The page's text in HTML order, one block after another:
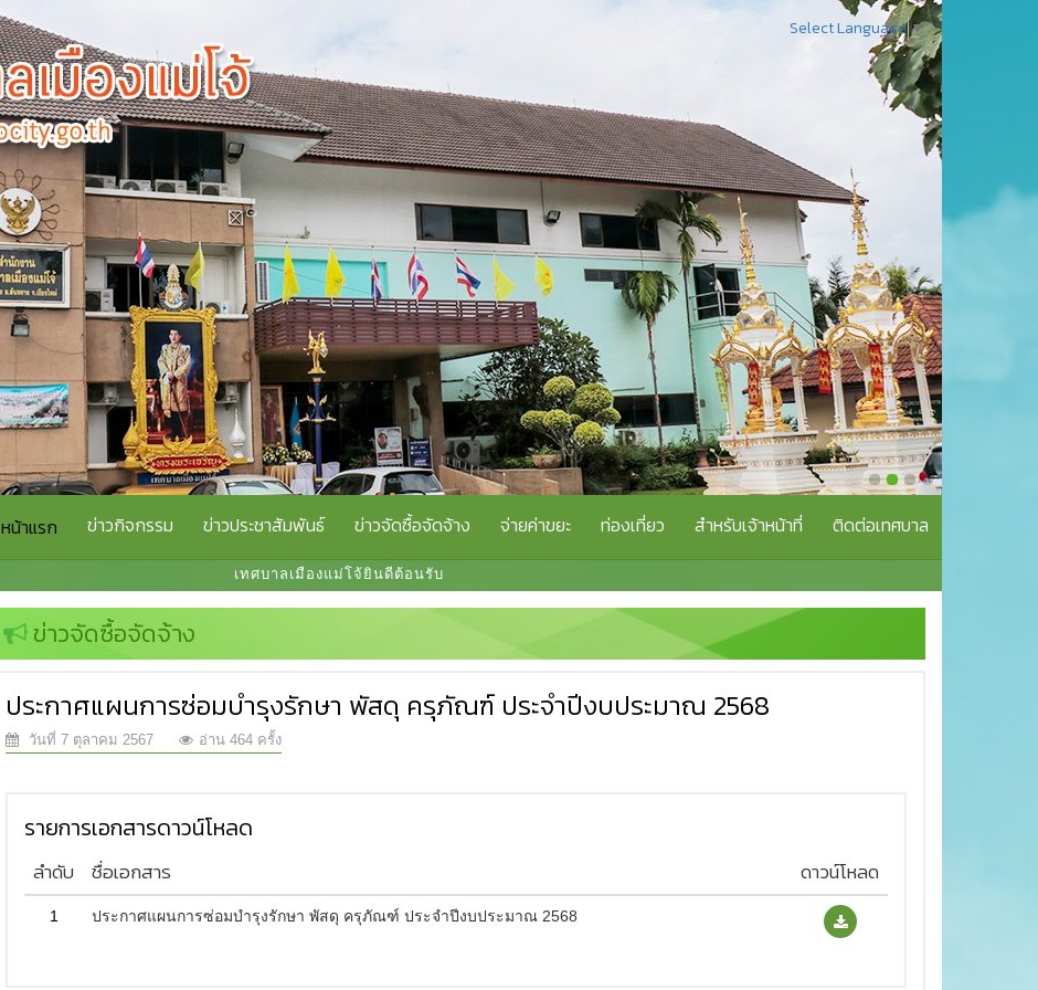
หน้าแรก ข่าวกิจกรรม ข่าวประชาสัมพันธ์ ข่าวจัดซื้อจัดจ้าง จ่ายค่าขยะ ท่องเที่ยว สำหรับเจ้าหน้าที่ ติดต่อเทศบาล
เทศบาลเมืองแม่โจ้ยินดีต้อนรับ
Select Language▼
ข่าวจัดซื้อจัดจ้าง
ประกาศแผนการซ่อมบำรุงรักษา พัสดุ ครุภัณฑ์ ประจำปีงบประมาณ 2568
วันที่ 7 ตุลาคม 2567 อ่าน 464 ครั้ง
รายการเอกสารดาวน์โหลด
ลำดับ ชื่อเอกสาร ดาวน์โหลด
1 ประกาศแผนการซ่อมบำรุงรักษา พัสดุ ครุภัณฑ์ ประจำปีงบประมาณ 2568